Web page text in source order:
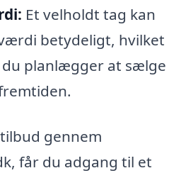
Et velholdt tag kan
betydeligt, hvilket
planlægger at sælge
gennem
får du adgang til et